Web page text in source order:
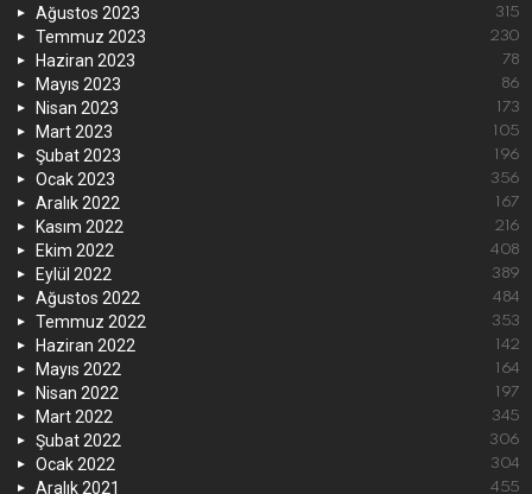
Ağustos 2023 315
Temmuz 2023 230
Haziran 2023 78
Mayıs 2023 86
Nisan 2023 173
Mart 2023 105
Şubat 2023 196
Ocak 2023 356
Aralık 2022 167
Kasım 2022 216
Ekim 2022 408
Eylül 2022 389
Ağustos 2022 484
Temmuz 2022 353
Haziran 2022 142
Mayıs 2022 164
Nisan 2022 197
Mart 2022 345
Şubat 2022 306
Ocak 2022 304
Aralık 2021 455